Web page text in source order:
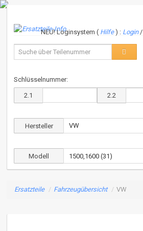
NEU! Loginsystem ( Hilfe) : Login/
Schlüsselnummer:
2.1 2.2
Hersteller
Modell
Ersatzteile / Fahrzeugübersicht / VW